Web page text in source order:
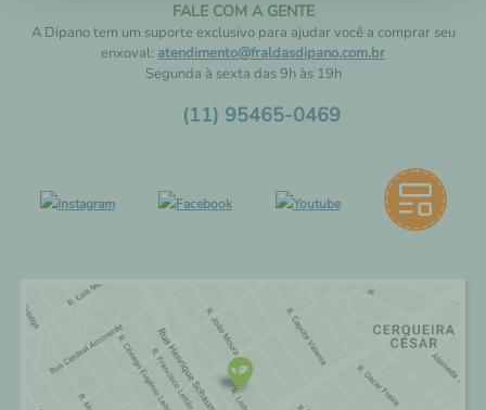
FALE COM A GENTE
A Dipano tem um suporte exclusivo para ajudar você a comprar seu
enxoval: atendimento@fraldasdipano.com.br
Segunda à sexta das 9h às 19h
(11) 95465-0469